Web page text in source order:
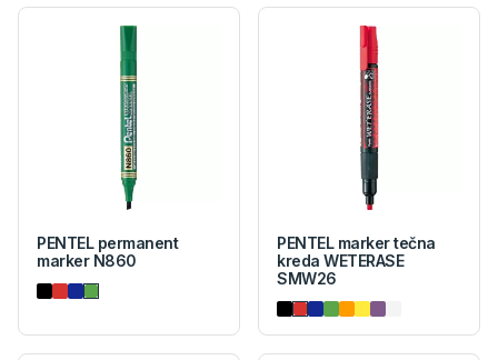
PENTEL permanent
marker N860
PENTEL marker tečna
kreda WETERASE
SMW26